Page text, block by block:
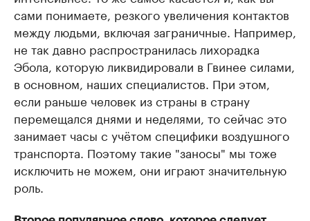
сами понимаете, резкого увеличения контактов
между людьми, включая заграничные. Например,
не так давно распространилась лихорадка
Эбола, которую ликвидировали в Гвинее силами,
в основном, наших специалистов. При этом,
если раньше человек из страны в страну
перемещался днями и неделями, то сейчас это
занимает часы с учётом специфики воздушного
транспорта. Поэтому такие "заносы" мы тоже
исключить не можем, они играют значительную
роль.